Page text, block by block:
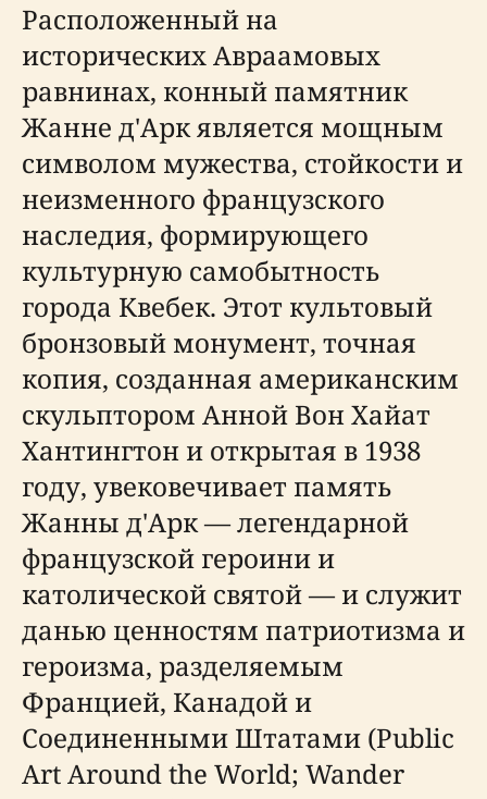
Расположенный на
исторических Авраамовых
равнинах, конный памятник
Жанне д'Арк является мощным
символом мужества, стойкости и
неизменного французского
наследия, формирующего
культурную самобытность
города Квебек. Этот культовый
бронзовый монумент, точная
копия, созданная американским
скульптором Анной Вон Хайат
Хантингтон и открытая в 1938
году, увековечивает память
Жанны д'Арк — легендарной
французской героини и
католической святой — и служит
данью ценностям патриотизма и
героизма, разделяемым
Францией, Канадой и
Соединенными Штатами (Public
Art Around the World; Wander